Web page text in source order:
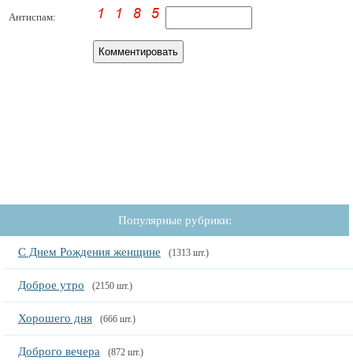
Антиспам:
Популярные рубрики:
С Днем Рождения женщине (1313 шт.)
Доброе утро (2150 шт.)
Хорошего дня (666 шт.)
Доброго вечера (872 шт.)